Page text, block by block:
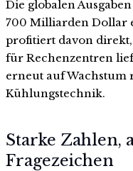
Die globalen
700 Milliarden Dollar
profitiert davon
für Rechenzentren
erneut auf
Kühlungstechnik.
Starke Zahlen,
Fragezeichen